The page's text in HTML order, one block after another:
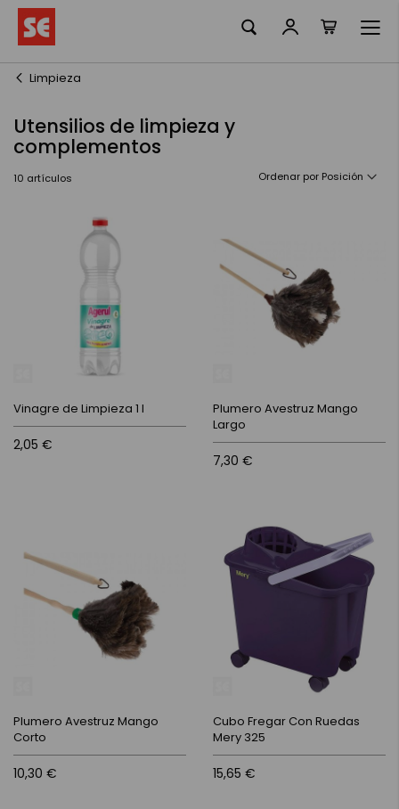
contenido
Limpieza
Utensilios de limpieza y
complementos
10 artículos Ordenar por
Vinagre de Limpieza 1 l
2,05 €
Plumero Avestruz Mango
Largo
7,30 €
Plumero Avestruz Mango
Corto
10,30 €
Cubo Fregar Con Ruedas
Mery 325
15,65 €